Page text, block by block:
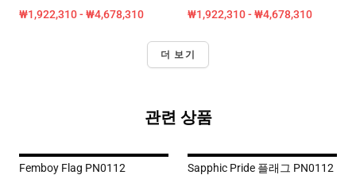
₩1,922,310 - ₩4,678,310 ₩1,922,310 - ₩4,678,310
더 보기
관련 상품
Femboy Flag PN0112 Sapphic Pride 플래그 PN0112